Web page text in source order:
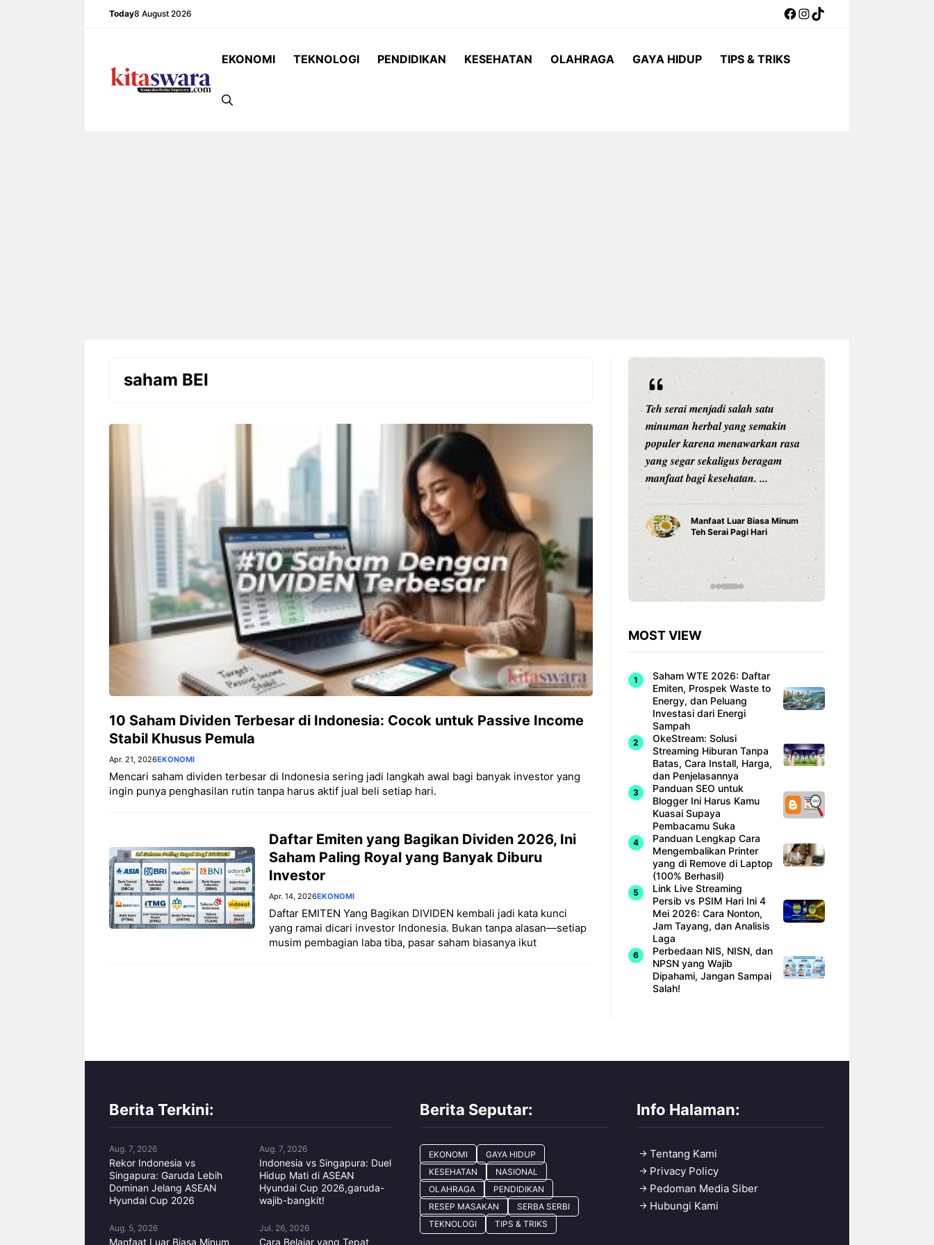
Today8 August 2026 Facebook
Instagram
TikTok
EKONOMI TEKNOLOGI PENDIDIKAN KESEHATAN OLAHRAGA GAYA HIDUP TIPS & TRIKS
saham BEI
10 Saham Dividen Terbesar di Indonesia: Cocok untuk Passive Income
Stabil Khusus Pemula
Apr. 21, 2026EKONOMI
Mencari saham dividen terbesar di Indonesia sering jadi langkah awal bagi banyak investor yang
ingin punya penghasilan rutin tanpa harus aktif jual beli setiap hari.
Daftar Emiten yang Bagikan Dividen 2026, Ini
Saham Paling Royal yang Banyak Diburu
Investor
Apr. 14, 2026EKONOMI
Daftar EMITEN Yang Bagikan DIVIDEN kembali jadi kata kunci
yang ramai dicari investor Indonesia. Bukan tanpa alasan—setiap
musim pembagian laba tiba, pasar saham biasanya ikut
unik. Mereka memiliki minat,
Cara Belajar yang Tepat
Anak Tumbuh Sesuai
Singapura: Garuda Lebih Unggul,
tetapi The Lions Tak Pernah
Mudah Dikalahkan JAKARTA –
Singapura: Garuda Lebih
Dominan Jelang ASEAN
Hyundai Cup 2026
Singapura pada matchday terakhir
Grup A ASEAN Hyundai Cup
2026 dipastikan menjadi
pertandingan yang paling ...
Indonesia vs Singapura:
Duel Hidup Mati di ASEAN
Hyundai Cup 2026,garuda-
wajib-bangkit!
Teh serai menjadi salah satu
minuman herbal yang semakin
populer karena menawarkan rasa
yang segar sekaligus beragam
manfaat bagi kesehatan. ...
Manfaat Luar Biasa Minum
Teh Serai Pagi Hari
MOST VIEW
Saham WTE 2026: Daftar
Emiten, Prospek Waste to
Energy, dan Peluang
Investasi dari Energi
Sampah
OkeStream: Solusi
Streaming Hiburan Tanpa
Batas, Cara Install, Harga,
dan Penjelasannya
Panduan SEO untuk
Blogger Ini Harus Kamu
Kuasai Supaya
Pembacamu Suka
Panduan Lengkap Cara
Mengembalikan Printer
yang di Remove di Laptop
(100% Berhasil)
Link Live Streaming
Persib vs PSIM Hari Ini 4
Mei 2026: Cara Nonton,
Jam Tayang, dan Analisis
Laga
Perbedaan NIS, NISN, dan
NPSN yang Wajib
Dipahami, Jangan Sampai
Salah!
Berita Terkini:
Aug. 7, 2026
Rekor Indonesia vs
Singapura: Garuda Lebih
Dominan Jelang ASEAN
Hyundai Cup 2026
Aug. 7, 2026
Indonesia vs Singapura: Duel
Hidup Mati di ASEAN
Hyundai Cup 2026,garuda-
wajib-bangkit!
Aug. 5, 2026
Manfaat Luar Biasa Minum
Jul. 26, 2026
Cara Belajar yang Tepat
Berita Seputar:
EKONOMI
GAYA HIDUP
KESEHATAN
NASIONAL
OLAHRAGA
PENDIDIKAN
RESEP MASAKAN
SERBA SERBI
TEKNOLOGI
TIPS & TRIKS
Info Halaman:
Tentang Kami
Privacy Policy
Pedoman Media Siber
Hubungi Kami